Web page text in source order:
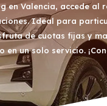
en Valencia, accede al
Ideal para
de cuotas fijas y
en un solo servicio.